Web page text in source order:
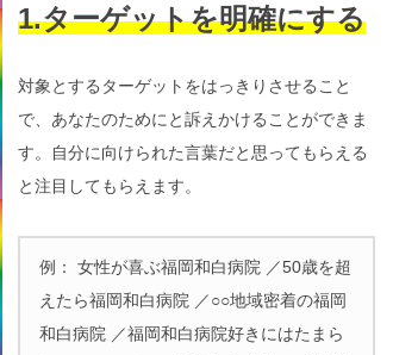
1.ターゲットを明確にする
対象とするターゲットをはっきりさせること
で、あなたのためにと訴えかけることができま
す。自分に向けられた言葉だと思ってもらえる
と注目してもらえます。
例： 女性が喜ぶ福岡和白病院 ／50歳を超
えたら福岡和白病院 ／○○地域密着の福岡
和白病院 ／福岡和白病院好きにはたまら